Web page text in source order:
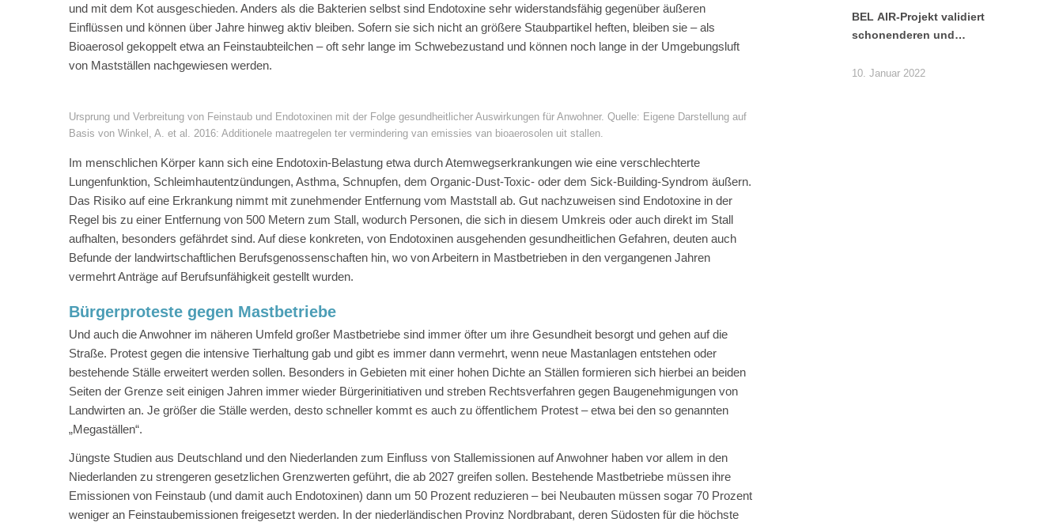
und mit dem Kot ausgeschieden. Anders als die Bakterien selbst sind Endotoxine sehr widerstandsfähig gegenüber äußeren
Einflüssen und können über Jahre hinweg aktiv bleiben. Sofern sie sich nicht an größere Staubpartikel heften, bleiben sie – als
Bioaerosol gekoppelt etwa an Feinstaubteilchen – oft sehr lange im Schwebezustand und können noch lange in der Umgebungsluft
von Mastställen nachgewiesen werden.
Ursprung und Verbreitung von Feinstaub und Endotoxinen mit der Folge gesundheitlicher Auswirkungen für Anwohner. Quelle: Eigene Darstellung auf
Basis von Winkel, A. et al. 2016: Additionele maatregelen ter vermindering van emissies van bioaerosolen uit stallen.
Im menschlichen Körper kann sich eine Endotoxin-Belastung etwa durch Atemwegserkrankungen wie eine verschlechterte
Lungenfunktion, Schleimhautentzündungen, Asthma, Schnupfen, dem Organic-Dust-Toxic- oder dem Sick-Building-Syndrom äußern.
Das Risiko auf eine Erkrankung nimmt mit zunehmender Entfernung vom Maststall ab. Gut nachzuweisen sind Endotoxine in der
Regel bis zu einer Entfernung von 500 Metern zum Stall, wodurch Personen, die sich in diesem Umkreis oder auch direkt im Stall
aufhalten, besonders gefährdet sind. Auf diese konkreten, von Endotoxinen ausgehenden gesundheitlichen Gefahren, deuten auch
Befunde der landwirtschaftlichen Berufsgenossenschaften hin, wo von Arbeitern in Mastbetrieben in den vergangenen Jahren
vermehrt Anträge auf Berufsunfähigkeit gestellt wurden.
Bürgerproteste gegen Mastbetriebe
Und auch die Anwohner im näheren Umfeld großer Mastbetriebe sind immer öfter um ihre Gesundheit besorgt und gehen auf die
Straße. Protest gegen die intensive Tierhaltung gab und gibt es immer dann vermehrt, wenn neue Mastanlagen entstehen oder
bestehende Ställe erweitert werden sollen. Besonders in Gebieten mit einer hohen Dichte an Ställen formieren sich hierbei an beiden
Seiten der Grenze seit einigen Jahren immer wieder Bürgerinitiativen und streben Rechtsverfahren gegen Baugenehmigungen von
Landwirten an. Je größer die Ställe werden, desto schneller kommt es auch zu öffentlichem Protest – etwa bei den so genannten
„Megaställen“.
Jüngste Studien aus Deutschland und den Niederlanden zum Einfluss von Stallemissionen auf Anwohner haben vor allem in den
Niederlanden zu strengeren gesetzlichen Grenzwerten geführt, die ab 2027 greifen sollen. Bestehende Mastbetriebe müssen ihre
Emissionen von Feinstaub (und damit auch Endotoxinen) dann um 50 Prozent reduzieren – bei Neubauten müssen sogar 70 Prozent
weniger an Feinstaubemissionen freigesetzt werden. In der niederländischen Provinz Nordbrabant, deren Südosten für die höchste
BEL AIR-Projekt validiert
schonenderen und
Endotoxin-Test
10. Januar 2022